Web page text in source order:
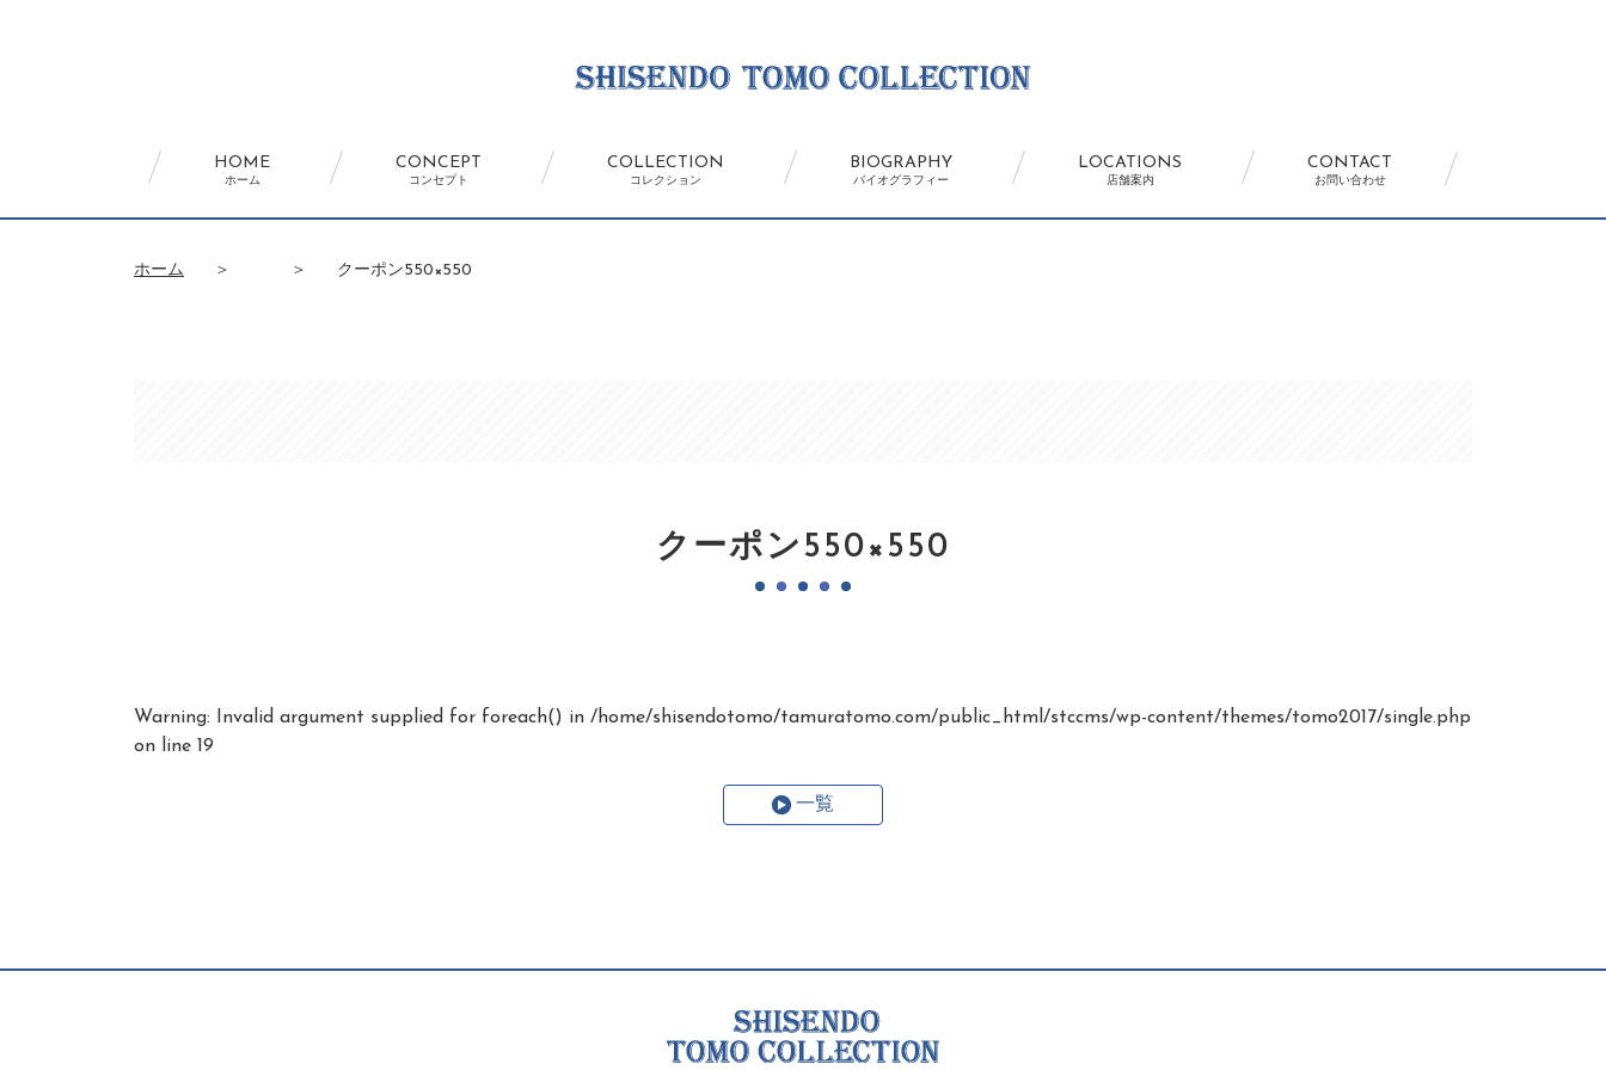
HOME
ホーム
CONCEPT
コンセプト
COLLECTION
コレクション
BIOGRAPHY
バイオグラフィー
LOCATIONS
店舗案内
CONTACT
お問い合わせ
ホーム ＞ ＞ クーポン550×550
クーポン550×550
Warning: Invalid argument supplied for foreach() in /home/shisendotomo/tamuratomo.com/public_html/stccms/wp-content/themes/tomo2017/single.php
on line 19
一覧